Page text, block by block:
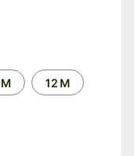
12 M